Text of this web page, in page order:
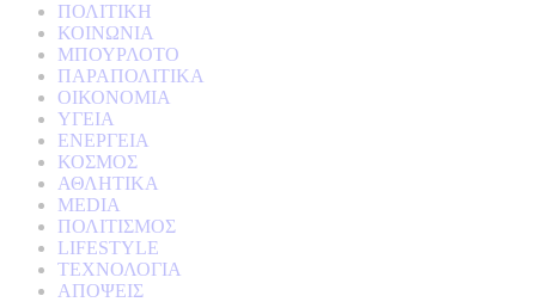
ΠΟΛΙΤΙΚΗ
ΚΟΙΝΩΝΙΑ
ΜΠΟΥΡΛΟΤΟ
ΠΑΡΑΠΟΛΙΤΙΚΑ
ΟΙΚΟΝΟΜΙΑ
ΥΓΕΙΑ
ΕΝΕΡΓΕΙΑ
ΚΟΣΜΟΣ
ΑΘΛΗΤΙΚΑ
MEDIA
ΠΟΛΙΤΙΣΜΟΣ
LIFESTYLE
ΤΕΧΝΟΛΟΓΙΑ
ΑΠΟΨΕΙΣ